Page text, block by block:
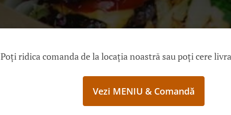
Poți ridica comanda de la locația noastră sau poți cere
Vezi MENIU & Comandă